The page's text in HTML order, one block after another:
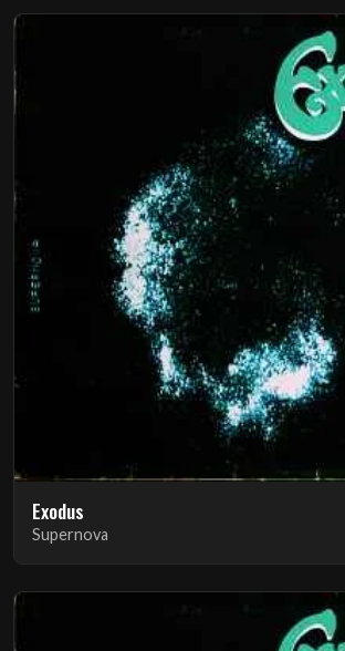
Exodus
Supernova